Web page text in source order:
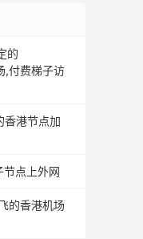
的
,付费梯子访
香港节点加
点上外网
的香港机场